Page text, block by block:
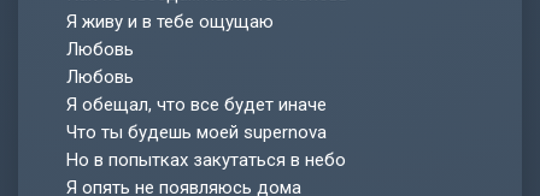
Я живу и в тебе ощущаю
Любовь
Любовь
Я обещал, что все будет иначе
Что ты будешь моей supernova
Но в попытках закутаться в небо
Я опять не появляюсь дома